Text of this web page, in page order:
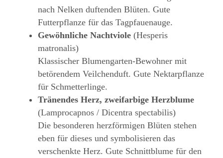
nach Nelken duftenden Blüten. Gute
Futterpflanze für das Tagpfauenauge.
Gewöhnliche Nachtviole (Hesperis
matronalis)
Klassischer Blumengarten-Bewohner mit
betörendem Veilchenduft. Gute Nektarpflanze
für Schmetterlinge.
Tränendes Herz, zweifarbige Herzblume
(Lamprocapnos / Dicentra spectabilis)
Die besonderen herzförmigen Blüten stehen
eben für dieses und symbolisieren das
verschenkte Herz. Gute Schnittblume für den